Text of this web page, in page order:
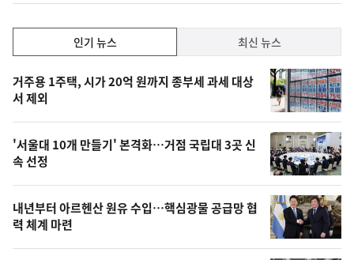
하
락
기,
최
신,
오
늘
의
영
상
인기 뉴스 최신 뉴스
기
뉴
스
거주용 1주택, 시가 20억 원까지 종부세 과세 대상
서 제외
'서울대 10개 만들기' 본격화…거점 국립대 3곳 신
속 선정
내년부터 아르헨산 원유 수입…핵심광물 공급망 협
력 체계 마련